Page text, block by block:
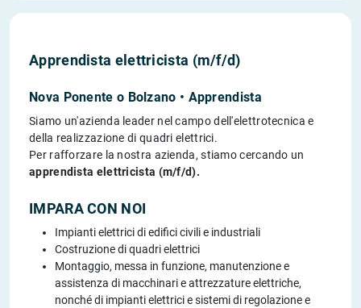
Apprendista elettricista (m/f/d)
Nova Ponente o Bolzano • Apprendista
Siamo un'azienda leader nel campo dell'elettrotecnica e
della realizzazione di quadri elettrici.
Per rafforzare la nostra azienda, stiamo cercando un
apprendista elettricista (m/f/d).
IMPARA CON NOI
Impianti elettrici di edifici civili e industriali
Costruzione di quadri elettrici
Montaggio, messa in funzione, manutenzione e
assistenza di macchinari e attrezzature elettriche,
nonché di impianti elettrici e sistemi di regolazione e